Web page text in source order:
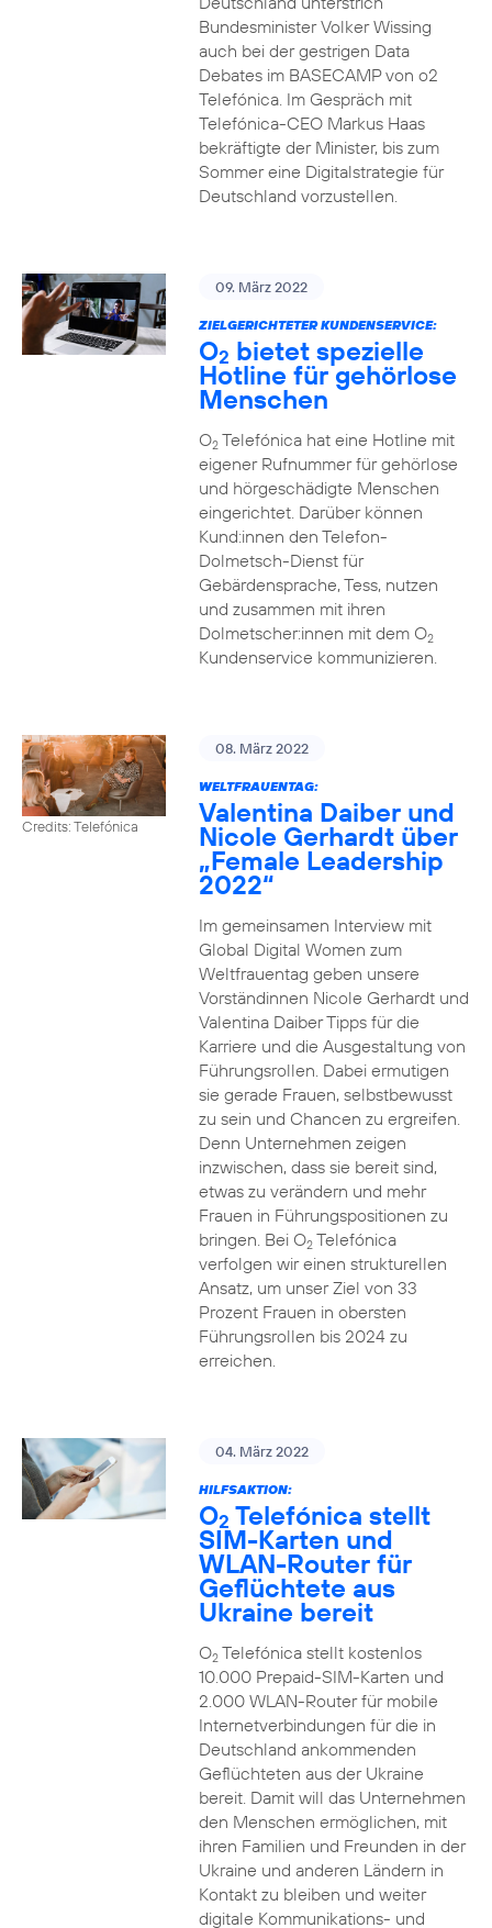
Bundesminister Volker Wissing
auch bei der gestrigen Data
Debates im BASECAMP von o2
Telefónica. Im Gespräch mit
Telefónica-CEO Markus Haas
bekräftigte der Minister, bis zum
Sommer eine Digitalstrategie für
Deutschland vorzustellen.
09. März 2022
ZIELGERICHTETER KUNDENSERVICE:
O2 bietet spezielle
Hotline für gehörlose
Menschen
O2Telefónica hat eine Hotline mit
eigener Rufnummer für gehörlose
und hörgeschädigte Menschen
eingerichtet. Darüber können
Kund:innen den Telefon-
Dolmetsch-Dienst für
Gebärdensprache, Tess, nutzen
und zusammen mit ihren
Dolmetscher:innen mit dem O2
Kundenservice kommunizieren.
Credits: Telefónica
08. März 2022
WELTFRAUENTAG:
Valentina Daiber und
Nicole Gerhardt über
„Female Leadership
2022“
Im gemeinsamen Interview mit
Global Digital Women zum
Weltfrauentag geben unsere
Vorständinnen Nicole Gerhardt und
Valentina Daiber Tipps für die
Karriere und die Ausgestaltung von
Führungsrollen. Dabei ermutigen
sie gerade Frauen, selbstbewusst
zu sein und Chancen zu ergreifen.
Denn Unternehmen zeigen
inzwischen, dass sie bereit sind,
etwas zu verändern und mehr
Frauen in Führungspositionen zu
bringen. Bei O2Telefónica
verfolgen wir einen strukturellen
Ansatz, um unser Ziel von 33
Prozent Frauen in obersten
Führungsrollen bis 2024 zu
erreichen.
04. März 2022
HILFSAKTION:
O2 Telefónica stellt
SIM-Karten und
WLAN-Router für
Geflüchtete aus
Ukraine bereit
O2Telefónica stellt kostenlos
10.000 Prepaid-SIM-Karten und
2.000 WLAN-Router für mobile
Internetverbindungen für die in
Deutschland ankommenden
Geflüchteten aus der Ukraine
bereit. Damit will das Unternehmen
den Menschen ermöglichen, mit
ihren Familien und Freunden in der
Ukraine und anderen Ländern in
Kontakt zu bleiben und weiter
digitale Kommunikations- und